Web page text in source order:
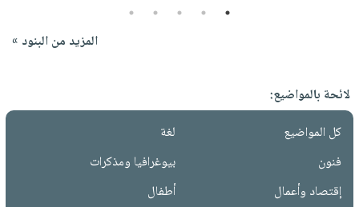
1
2
3
4
5
المزيد من البنود »
لائحة بالمواضيع:
كل المواضيع
لغة
فنون
بيوغرافيا ومذكرات
إقتصاد وأعمال
أطفال